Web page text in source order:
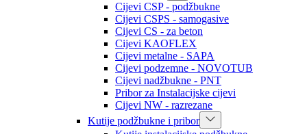
Cijevi CSP - podžbukne
Cijevi CSPS - samogasive
Cijevi CS - za beton
Cijevi KAOFLEX
Cijevi metalne - SAPA
Cijevi podzemne - NOVOTUB
Cijevi nadžbukne - PNT
Pribor za Instalacijske cijevi
Cijevi NW - razrezane
Kutije podžbukne i pribor